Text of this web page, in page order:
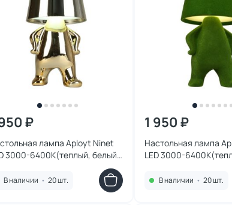
₽
лампа Aployt Ninet
3000-6400К(теплый, белый,
В наличии • 20 шт.
1 950 ₽
Настольная лампа
LED 3000-
В наличии • 20 шт.